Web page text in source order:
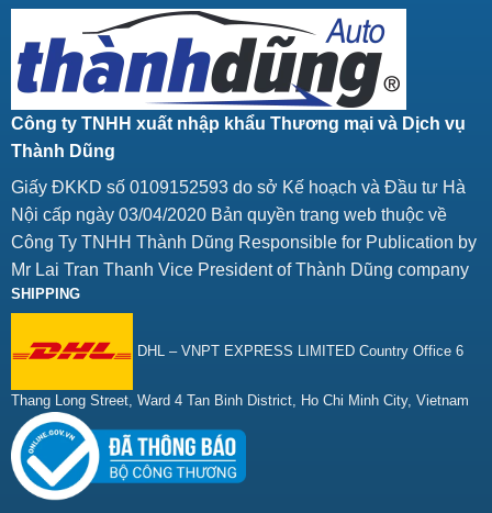
Công ty TNHH xuất nhập khẩu Thương mại và Dịch vụ
Thành Dũng
Giấy ĐKKD số 0109152593 do sở Kế hoạch và Đầu tư Hà
Nội cấp ngày 03/04/2020 Bản quyền trang web thuộc về
Công Ty TNHH Thành Dũng Responsible for Publication by
Mr Lai Tran Thanh Vice President of Thành Dũng company
SHIPPING
DHL – VNPT EXPRESS LIMITED Country Office 6
Thang Long Street, Ward 4 Tan Binh District, Ho Chi Minh City, Vietnam